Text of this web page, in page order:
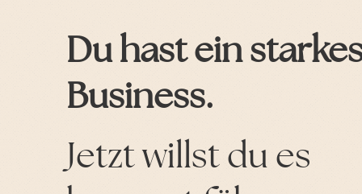
Du hast ein
Business.
Jetzt willst du es